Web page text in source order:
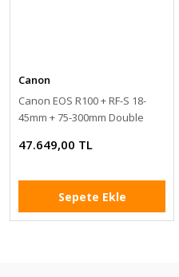
Canon
Canon EOS R100 + RF-S 18-
45mm + 75-300mm Double
47.649,00 TL
Sepete Ekle